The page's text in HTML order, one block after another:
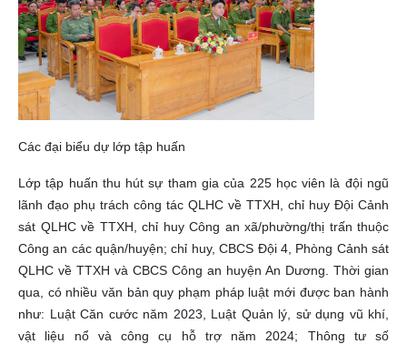
Các đại biểu dự lớp tập huấn
Lớp tập huấn thu hút sự tham gia của 225 học viên là đội ngũ
lãnh đạo phụ trách công tác QLHC về TTXH, chỉ huy Đội Cảnh
sát QLHC về TTXH, chỉ huy Công an xã/phường/thị trấn thuộc
Công an các quận/huyện; chỉ huy, CBCS Đội 4, Phòng Cảnh sát
QLHC về TTXH và CBCS Công an huyện An Dương. Thời gian
qua, có nhiều văn bản quy phạm pháp luật mới được ban hành
như: Luật Căn cước năm 2023, Luật Quản lý, sử dụng vũ khí,
vật liệu nổ và công cụ hỗ trợ năm 2024; Thông tư số